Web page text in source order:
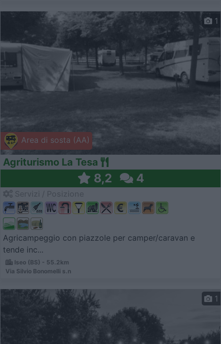
Area di sosta (AA)
1
Agriturismo La Tesa
8,2 4
Agricampeggio con piazzole per camper/caravan e
tende inc...
Iseo (BS) - 55.2km
Via Silvio Bonomelli s.n
1